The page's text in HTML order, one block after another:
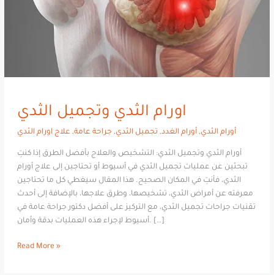
اورام الثدي وتجميل الثدي
أورام الثدي,أورام الغدد, تجميل الثدي, جراحة عامة, علاج اورام الثدي
أورام الثدي وتجميل الثدي: التشخيص والعلاج بأفضل الطرق إذا كنتِ
تبحثين عن عمليات تجميل الثدي في أسيوط أو تحتاجين إلى علاج أورام
الثدي، فأنتِ في المكان الصحيح. هذا المقال سيغطي كل ما تحتاجين
معرفته عن أمراض الثدي، تشخيصها، وطرق علاجها، بالإضافة إلى أحدث
تقنيات جراحات تجميل الثدي، مع التركيز على أفضل دكتور جراحة عامة في
أسيوط لإجراء هذه العمليات بدقة وأمان. […]
Read More »